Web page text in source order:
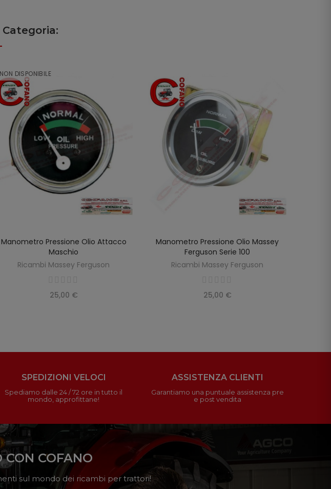
NON DISPONIBILE
SCOPRIRE
Manometro Pressione Olio Attacco
Maschio
Ricambi Massey Ferguson
25,00 €
AGGIUNGI AL CARRELLO
Manometro Pressione Olio Massey
Ferguson Serie 100
Ricambi Massey Ferguson
25,00 €
SPEDIZIONI VELOCI
Spediamo dalle 24 / 72 ore in tutto il
mondo, approfittane!
ASSISTENZA CLIENTI
Garantiamo una puntuale assistenza pre
e post vendita
CON COFANO
sul mondo dei ricambi per trattori!